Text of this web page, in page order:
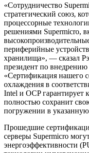
«Сотрудничество
стратегический союз,
процессорные
решениями Supermicro,
периферийные
хранилища», — сказал
президент по
«Сертификация нашего
охлаждения в
Intel и OCP гарантирует
полностью сохранит
погружении в
Прошедшие
серверы Supermicro
энергоэффективности